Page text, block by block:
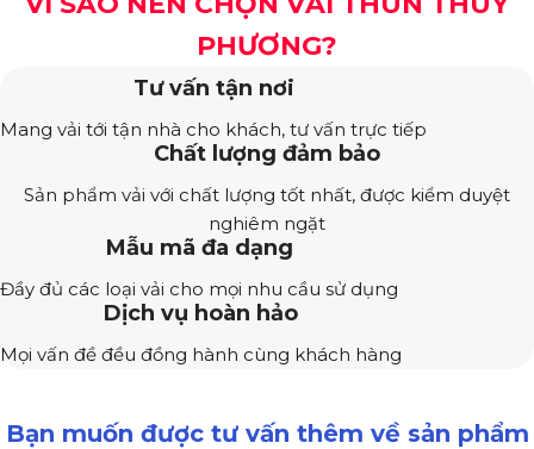
PHƯƠNG?
Tư vấn tận nơi
Mang vải tới tận nhà cho khách, tư vấn trực tiếp
Chất lượng đảm bảo
Sản phẩm vải với chất lượng tốt nhất, được kiểm duyệt
nghiêm ngặt
Mẫu mã đa dạng
Đầy đủ các loại vải cho mọi nhu cầu sử dụng
Dịch vụ hoàn hảo
Mọi vấn đề đều đồng hành cùng khách hàng
Bạn muốn được tư vấn thêm về sản phẩm